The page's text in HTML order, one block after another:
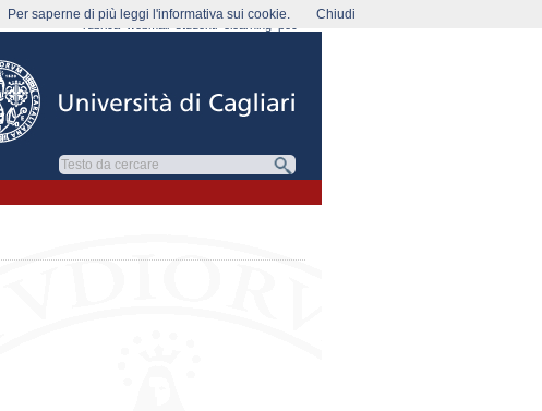
rubrica webmail
Per saperne di più leggi l'informativa sui cookie. Chiudi